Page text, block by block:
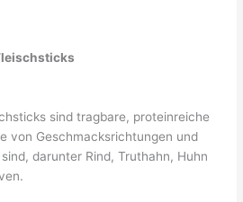
sind tragbare, proteinreiche
von Geschmacksrichtungen und
darunter Rind, Truthahn, Huhn